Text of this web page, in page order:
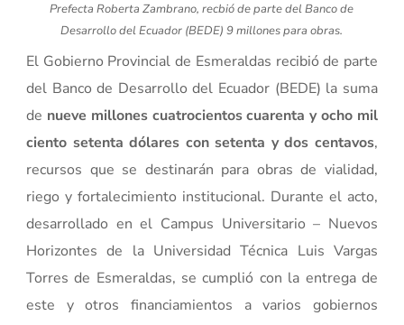
Prefecta Roberta Zambrano, recbió de parte del Banco de
Desarrollo del Ecuador (BEDE) 9 millones para obras.
El Gobierno Provincial de Esmeraldas recibió de parte
del Banco de Desarrollo del Ecuador (BEDE) la suma
de nueve millones cuatrocientos cuarenta y ocho mil
ciento setenta dólares con setenta y dos centavos,
recursos que se destinarán para obras de vialidad,
riego y fortalecimiento institucional. Durante el acto,
desarrollado en el Campus Universitario – Nuevos
Horizontes de la Universidad Técnica Luis Vargas
Torres de Esmeraldas, se cumplió con la entrega de
este y otros financiamientos a varios gobiernos